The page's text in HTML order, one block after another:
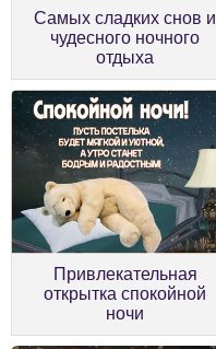
Самых сладких снов и
чудесного ночного
отдыха
Привлекательная
открытка спокойной
ночи